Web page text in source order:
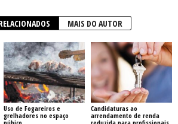
MAIS DO AUTOR
Uso de Fogareiros e
grelhadores no espaço
Candidaturas ao
arrendamento de renda